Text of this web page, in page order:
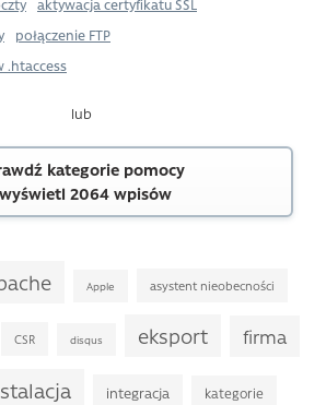
aktywacja certyfikatu SSL
połączenie FTP
.htaccess
lub
kategorie pomocy
2064 wpisów
Apple asystent nieobecności
CSR disqus eksport firma
integracja kategorie